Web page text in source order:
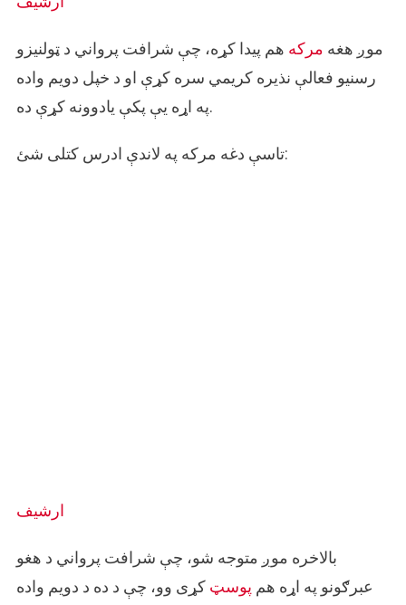
موږ هغه مرکه هم پیدا کړه، چې شرافت پرواني د ټولنیزو
رسنیو فعالې نذیره کریمي سره کړې او د خپل دویم واده
په اړه یې پکې یادوونه کړې ده.
تاسې دغه مرکه په لاندې ادرس کتلی شئ:
ارشیف
بالاخره موږ متوجه شو، چې شرافت پرواني د هغو
عبرګونو په اړه هم پوسټ کړی وو، چې د ده د دویم واده